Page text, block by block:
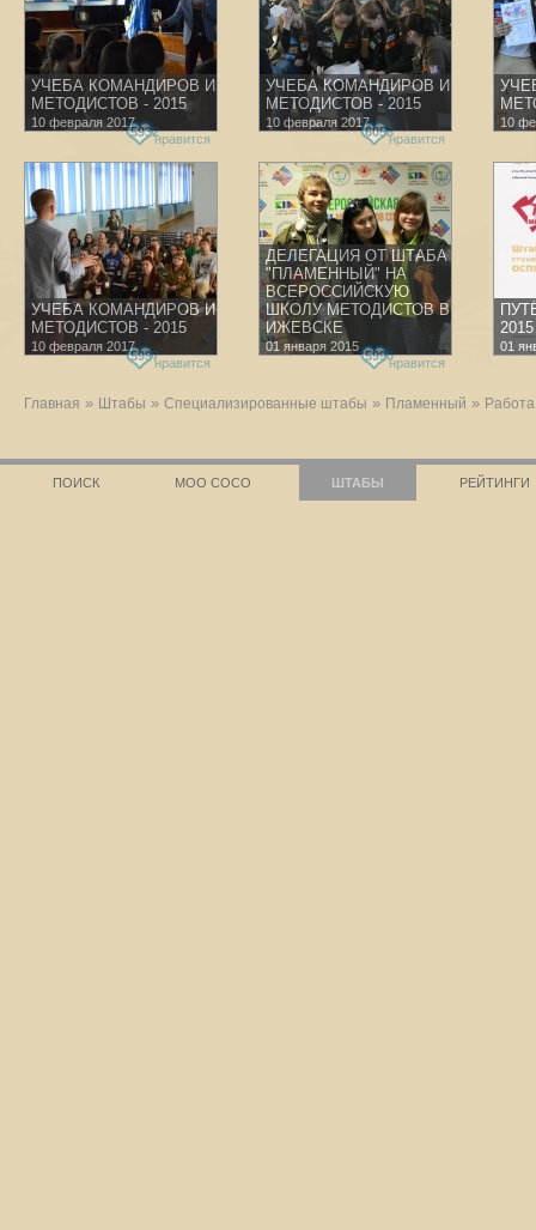
УЧЕБА КОМАНДИРОВ И
МЕТОДИСТОВ - 2015
10 февраля 2017
5932нравится
УЧЕБА КОМАНДИРОВ И
МЕТОДИСТОВ - 2015
10 февраля 2017
6058нравится
10
УЧЕБА КОМАНДИРОВ И
МЕТОДИСТОВ - 2015
10 февраля 2017
5997нравится
ДЕЛЕГАЦИЯ ОТ ШТАБА
"ПЛАМЕННЫЙ" НА
ВСЕРОССИЙСКУЮ
ШКОЛУ МЕТОДИСТОВ В
ИЖЕВСКЕ
01 января 2015
5990нравится
2015
01
Главная » Штабы » Специализированные штабы » Пламенный »
ПОИСК МОО СОСО ШТАБЫ РЕЙТИНГИ